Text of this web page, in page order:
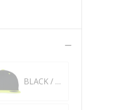
BLACK / NEON YELLOW